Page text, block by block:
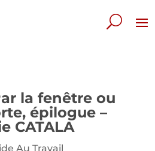
la fenêtre ou
épilogue –
CATALA
Au Travail